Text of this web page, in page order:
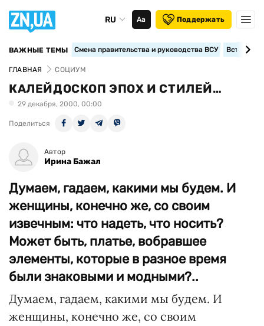
RU Аа Поддержать
ВАЖНЫЕ ТЕМЫ Смена правительства и руководства ВСУ
ГЛАВНАЯ СОЦИУМ
КАЛЕЙДОСКОП ЭПОХ И СТИЛЕЙ…
29 декабря, 2000, 00:00
Поделиться
Автор
Ирина Бажал
Думаем, гадаем, какими мы будем. И
женщины, конечно же, со своим
извечным: что надеть, что носить?
Может быть, платье, вобравшее
элементы, которые в разное время
были знаковыми и модными?..
Думаем, гадаем, какими мы будем. И
женщины, конечно же, со своим